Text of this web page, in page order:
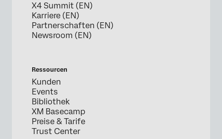
X4 Summit (EN)
Karriere (EN)
Partnerschaften (EN)
Newsroom (EN)
Ressourcen
Kunden
Events
Bibliothek
XM Basecamp
Preise & Tarife
Trust Center